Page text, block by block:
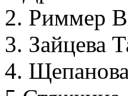
2. Риммер
3. Зайцева
4.